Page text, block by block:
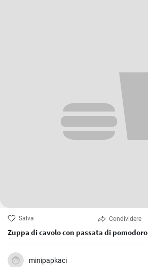
Salva Condividere
Zuppa di cavolo con passata di pomodoro
minipapkaci